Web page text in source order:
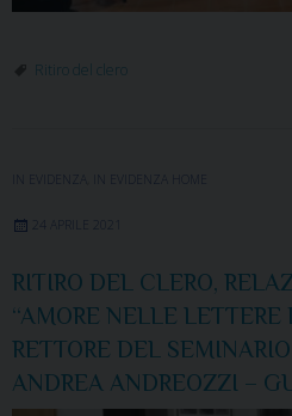
Ritiro del clero
IN EVIDENZA IN EVIDENZA HOME
24 APRILE 2021
RITIRO DEL CLERO,
“AMORE NELLE LETTERE
RETTORE DEL
ANDREA ANDREOZZI –